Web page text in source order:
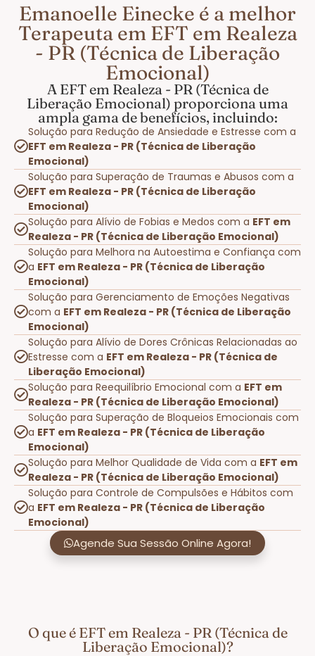
Emanoelle Einecke é a melhor
Terapeuta em EFT em Realeza
- PR (Técnica de Liberação
Emocional)
A EFT em Realeza - PR (Técnica de
Liberação Emocional) proporciona uma
ampla gama de benefícios, incluindo:
Solução para Redução de Ansiedade e Estresse com a
EFT em Realeza - PR (Técnica de Liberação
Emocional)
Solução para Superação de Traumas e Abusos com a
EFT em Realeza - PR (Técnica de Liberação
Emocional)
Solução para Alívio de Fobias e Medos com a EFT em
Realeza - PR (Técnica de Liberação Emocional)
Solução para Melhora na Autoestima e Confiança com
a EFT em Realeza - PR (Técnica de Liberação
Emocional)
Solução para Gerenciamento de Emoções Negativas
com a EFT em Realeza - PR (Técnica de Liberação
Emocional)
Solução para Alívio de Dores Crônicas Relacionadas ao
Estresse com a EFT em Realeza - PR (Técnica de
Liberação Emocional)
Solução para Reequilíbrio Emocional com a EFT em
Realeza - PR (Técnica de Liberação Emocional)
Solução para Superação de Bloqueios Emocionais com
a EFT em Realeza - PR (Técnica de Liberação
Emocional)
Solução para Melhor Qualidade de Vida com a EFT em
Realeza - PR (Técnica de Liberação Emocional)
Solução para Controle de Compulsões e Hábitos com
a EFT em Realeza - PR (Técnica de Liberação
Emocional)
Agende Sua Sessão Online Agora!
O que é EFT em Realeza - PR (Técnica de
Liberação Emocional)?